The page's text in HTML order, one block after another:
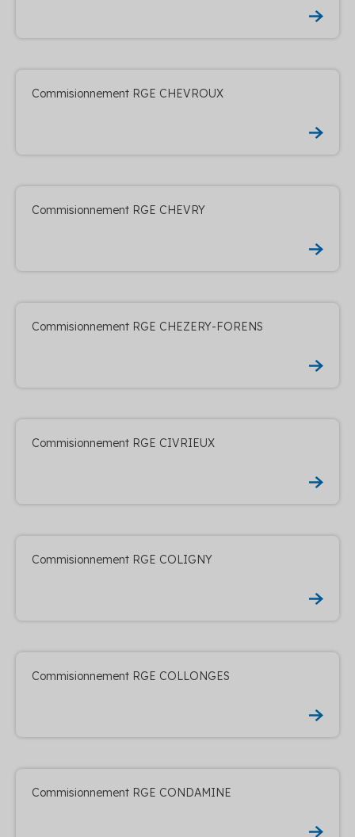
Commisionnement RGE CHEVROUX
Commisionnement RGE CHEVRY
Commisionnement RGE CHEZERY-FORENS
Commisionnement RGE CIVRIEUX
Commisionnement RGE COLIGNY
Commisionnement RGE COLLONGES
Commisionnement RGE CONDAMINE